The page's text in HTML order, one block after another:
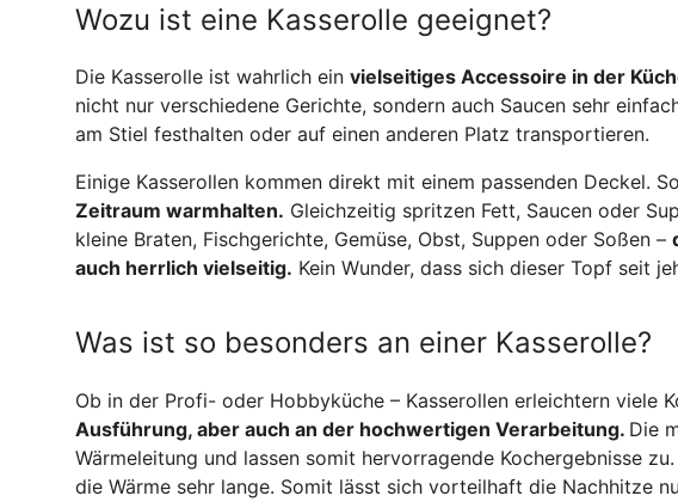
Wozu ist eine Kasserolle geeignet?
Die Kasserolle ist wahrlich ein vielseitiges Accessoire in der
nicht nur verschiedene Gerichte, sondern auch Saucen sehr
am Stiel festhalten oder auf einen anderen Platz transportieren.
Einige Kasserollen kommen direkt mit einem passenden Deckel.
Zeitraum warmhalten. Gleichzeitig spritzen Fett, Saucen oder
kleine Braten, Fischgerichte, Gemüse, Obst, Suppen oder Soßen –
auch herrlich vielseitig. Kein Wunder, dass sich dieser Topf seit
Was ist so besonders an einer Kasserolle?
Ob in der Profi- oder Hobbyküche – Kasserollen erleichtern viele
Ausführung, aber auch an der hochwertigen Verarbeitung. Die
Wärmeleitung und lassen somit hervorragende Kochergebnisse
die Wärme sehr lange. Somit lässt sich vorteilhaft die Nachhitze